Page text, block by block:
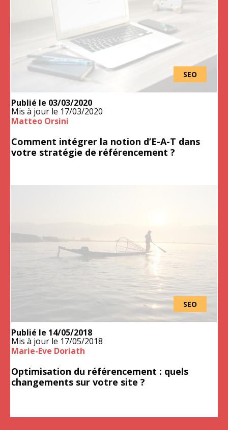
SEO
Publié le 03/03/2020
Mis à jour le 17/03/2020
Matteo Orsini
Comment intégrer la notion d’E-A-T dans
votre stratégie de référencement ?
Faites le point sur votre site : faut-il changer de direction ou
SEO
Publié le 14/05/2018
Mis à jour le 17/05/2018
Marie-Eve Doriath
Optimisation du référencement : quels
changements sur votre site ?